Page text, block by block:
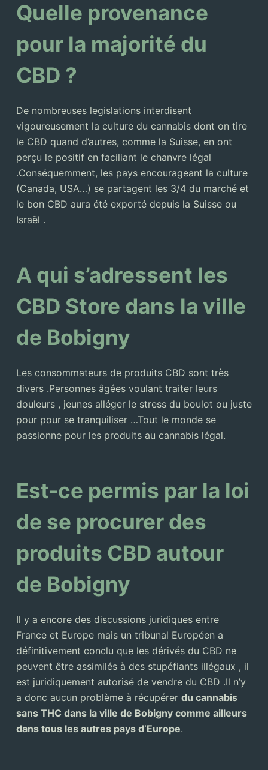
Quelle provenance
pour la majorité du
CBD ?
De nombreuses legislations interdisent
vigoureusement la culture du cannabis dont on tire
le CBD quand d’autres, comme la Suisse, en ont
perçu le positif en faciliant le chanvre légal
.Conséquemment, les pays encourageant la culture
(Canada, USA…) se partagent les 3/4 du marché et
le bon CBD aura été exporté depuis la Suisse ou
Israël .
A qui s’adressent les
CBD Store dans la ville
de Bobigny
Les consommateurs de produits CBD sont très
divers .Personnes âgées voulant traiter leurs
douleurs , jeunes alléger le stress du boulot ou juste
pour pour se tranquiliser …Tout le monde se
passionne pour les produits au cannabis légal.
Est-ce permis par la loi
de se procurer des
produits CBD autour
de Bobigny
Il y a encore des discussions juridiques entre
France et Europe mais un tribunal Européen a
définitivement conclu que les dérivés du CBD ne
peuvent être assimilés à des stupéfiants illégaux , il
est juridiquement autorisé de vendre du CBD .Il n’y
a donc aucun problème à récupérer du cannabis
sans THC dans la ville de Bobigny comme ailleurs
dans tous les autres pays d’Europe.